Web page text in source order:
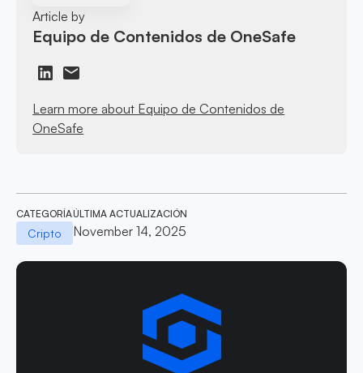
Article by
Equipo de Contenidos de OneSafe
Learn more about Equipo de Contenidos de
OneSafe
CATEGORÍA
Cripto
ÚLTIMA ACTUALIZACIÓN
November 14, 2025